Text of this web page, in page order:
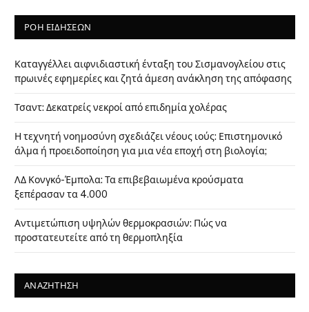
ΡΟΗ ΕΙΔΗΣΕΩΝ
Καταγγέλλει αιφνιδιαστική ένταξη του Σισμανογλείου στις
πρωινές εφημερίες και ζητά άμεση ανάκληση της απόφασης
Τσαντ: Δεκατρείς νεκροί από επιδημία χολέρας
Η τεχνητή νοημοσύνη σχεδιάζει νέους ιούς: Επιστημονικό
άλμα ή προειδοποίηση για μια νέα εποχή στη βιολογία;
ΛΔ Κονγκό-Έμπολα: Τα επιβεβαιωμένα κρούσματα
ξεπέρασαν τα 4.000
Αντιμετώπιση υψηλών θερμοκρασιών: Πώς να
προστατευτείτε από τη θερμοπληξία
ΑΝΑΖΗΤΗΣΗ